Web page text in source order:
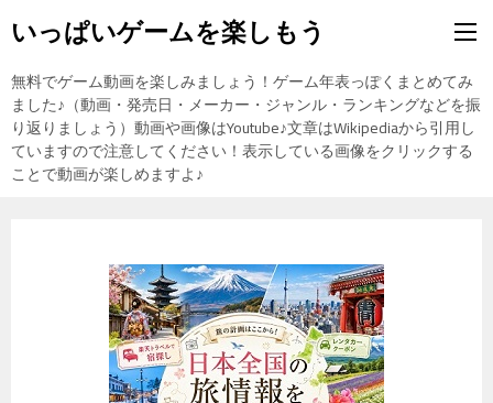
いっぱいゲームを楽しもう
無料でゲーム動画を楽しみましょう！ゲーム年表っぽくまとめてみ
ました♪（動画・発売日・メーカー・ジャンル・ランキングなどを振
り返りましょう）動画や画像はYoutube♪文章はWikipediaから引用し
ていますので注意してください！表示している画像をクリックする
ことで動画が楽しめますよ♪